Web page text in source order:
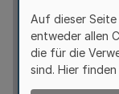
Auf dieser Seite
entweder allen
die für die
sind. Hier finden